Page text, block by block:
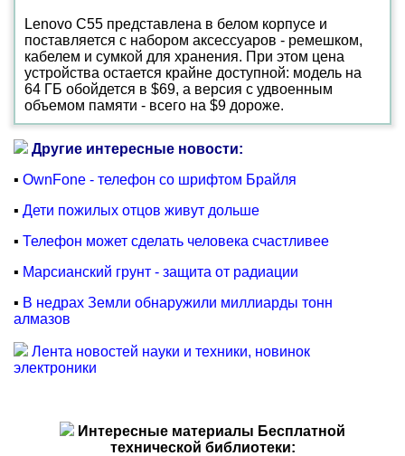
Lenovo C55 представлена в белом корпусе и
поставляется с набором аксессуаров - ремешком,
кабелем и сумкой для хранения. При этом цена
устройства остается крайне доступной: модель на
64 ГБ обойдется в $69, а версия с удвоенным
объемом памяти - всего на $9 дороже.
Другие интересные новости:
▪ OwnFone - телефон со шрифтом Брайля
▪ Дети пожилых отцов живут дольше
▪ Телефон может сделать человека счастливее
▪ Марсианский грунт - защита от радиации
▪ В недрах Земли обнаружили миллиарды тонн
алмазов
Лента новостей науки и техники, новинок
электроники
Интересные материалы Бесплатной
технической библиотеки: